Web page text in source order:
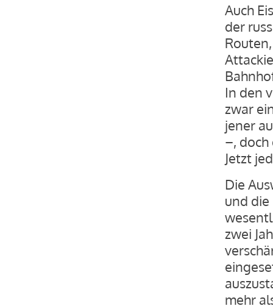
Auch
der
In den
zwar
jener
–,
Jetzt
Die
und
zwei
mehr